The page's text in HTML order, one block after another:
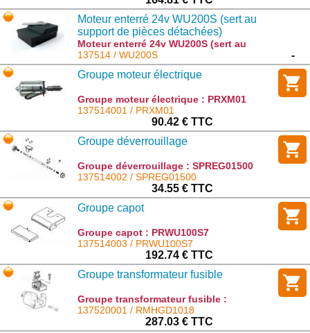
Moteur enterré 24v WU200S (sert au
support de pièces détachées)
Moteur enterré 24v WU200S (sert au
support de pièces détachées) : WU200S
137514 / WU200S
-
Groupe moteur électrique
Groupe moteur électrique : PRXM01
137514001 / PRXM01
90.42 € TTC
Groupe déverrouillage
Groupe déverrouillage : SPREG01500
137514002 / SPREG01500
34.55 € TTC
Groupe capot
Groupe capot : PRWU100S7
137514003 / PRWU100S7
192.74 € TTC
Groupe transformateur fusible
Groupe transformateur fusible :
RMHGD1018
137520001 / RMHGD1018
287.03 € TTC